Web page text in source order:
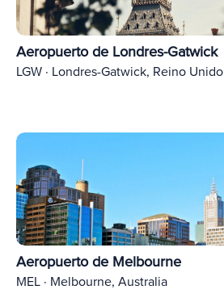
Aeropuerto de Londres-Gatwick
LGW · Londres-Gatwick, Reino Unido
Aeropuerto de Melbourne
MEL · Melbourne, Australia